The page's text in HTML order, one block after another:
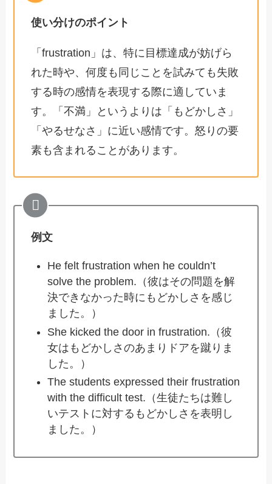
使い分けのポイント
「frustration」は、特に目標達成が妨げら
れた時や、何度も同じことを試みても失敗
する時の感情を表現する際に適していま
す。「不満」というよりは「もどかしさ」
「やるせなさ」に近い感情です。怒りの要
素も含まれることがあります。
例文
He felt frustration when he couldn’t
solve the problem.（彼はその問題を解
決できなかった時にもどかしさを感じ
ました。）
She kicked the door in frustration.（彼
女はもどかしさのあまりドアを蹴りま
した。）
The students expressed their frustration
with the difficult test.（生徒たちは難し
いテストに対するもどかしさを表明し
ました。）